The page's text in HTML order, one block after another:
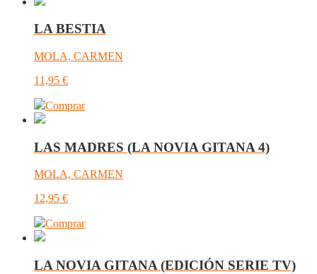
LA BESTIA
MOLA, CARMEN
11,95 €
Comprar
LAS MADRES (LA NOVIA GITANA 4)
MOLA, CARMEN
12,95 €
Comprar
LA NOVIA GITANA (EDICIÓN SERIE TV)